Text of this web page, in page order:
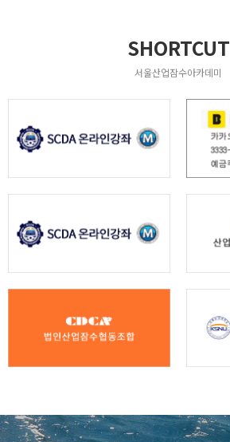
SHORTCUT
서울산업잠수아카데미